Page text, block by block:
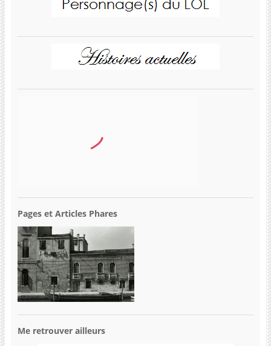
Pages et Articles Phares
Me retrouver ailleurs